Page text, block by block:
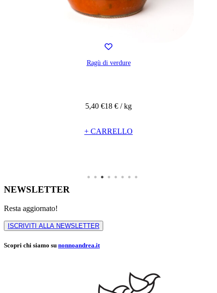
Ragù di verdure
5,40 €18 € / kg
+ CARRELLO
NEWSLETTER
Resta aggiornato!
ISCRIVITI ALLA NEWSLETTER
Scopri chi siamo su nonnoandrea.it